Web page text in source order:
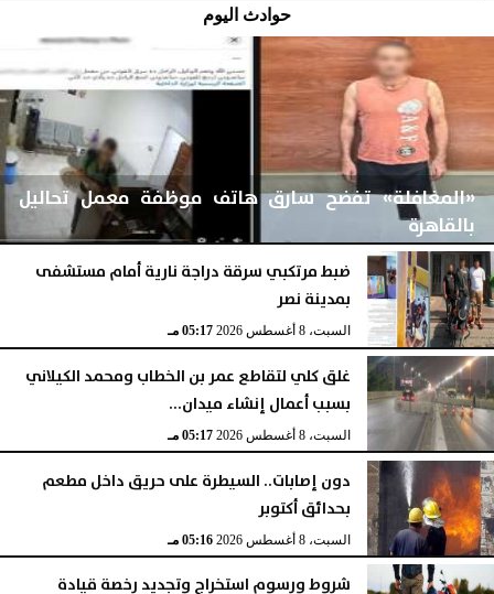
حوادث اليوم
«المغافلة» تفضح سارق هاتف موظفة معمل تحاليل
بالقاهرة
السبت، 8 أغسطس 2026 05:20 مـ
ضبط مرتكبي سرقة دراجة نارية أمام مستشفى
بمدينة نصر
السبت، 8 أغسطس 2026 05:17 مـ
غلق كلي لتقاطع عمر بن الخطاب ومحمد الكيلاني
بسبب أعمال إنشاء ميدان...
السبت، 8 أغسطس 2026 05:17 مـ
دون إصابات.. السيطرة على حريق داخل مطعم
بحدائق أكتوبر
السبت، 8 أغسطس 2026 05:16 مـ
شروط ورسوم استخراج وتجديد رخصة قيادة